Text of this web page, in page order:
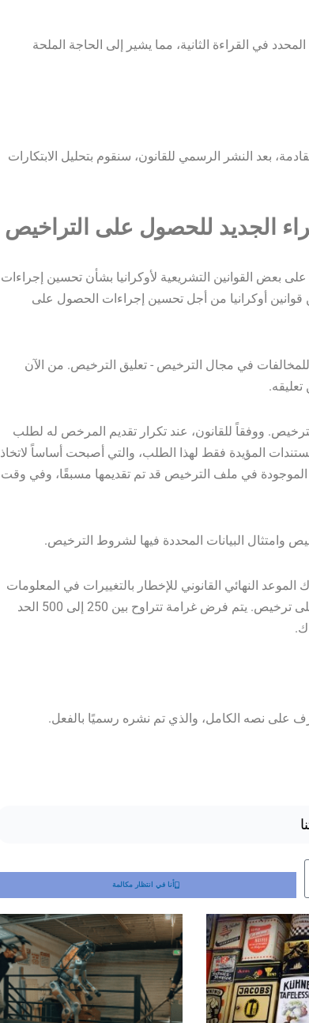
في القراءة الثانية، مما يشير إلى الحاجة الملحة
بعد النشر الرسمي للقانون، سنقوم بتحليل الابتكارات
التعديلات على بعض القوانين التشريعية لأوكرانيا بشأن تحسين إجراءات
قوانين أوكرانيا من أجل تحسين إجراءات الحصول على
للمخالفات في مجال الترخيص - تعليق الترخيص. من الآن
ووفقاً للقانون، عند تكرار تقديم المرخص له لطلب
المؤيدة فقط لهذا الطلب، والتي أصبحت أساساً لاتخاذ
في ملف الترخيص قد تم تقديمها مسبقًا، وفي وقت
وامتثال البيانات المحددة فيها لشروط الترخيص.
الموعد النهائي القانوني للإخطار بالتغييرات في المعلومات
المحددة في الطلب والمستندات المرفقة بطلب الحصول على ترخيص. يتم فرض غرامة تتراوح بين 250 إلى 500 الحد
على نصه الكامل، والذي تم نشره رسميًا بالفعل.
أنا في انتظار مكالمة